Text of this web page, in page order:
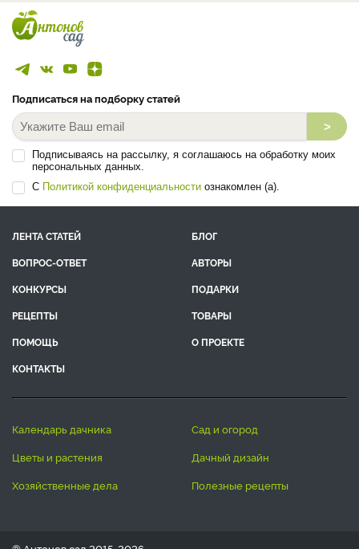
Подписаться на подборку статей
>
Подписываясь на рассылку, я соглашаюсь на обработку моих
персональных данных.
С Политикой конфиденциальности ознакомлен (а).
ЛЕНТА СТАТЕЙ
БЛОГ
ВОПРОС-ОТВЕТ
АВТОРЫ
КОНКУРСЫ
ПОДАРКИ
РЕЦЕПТЫ
ТОВАРЫ
ПОМОЩЬ
О ПРОЕКТЕ
КОНТАКТЫ
календарь дачника
сад и огород
цветы и растения
дачный дизайн
хозяйственные дела
полезные рецепты